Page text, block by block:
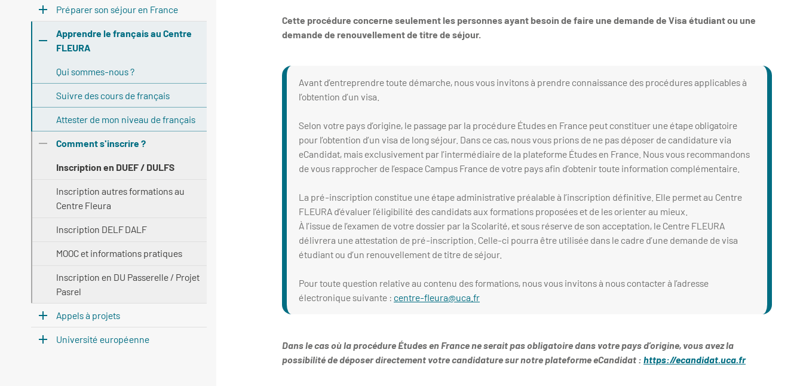
Cette procédure concerne seulement les personnes ayant besoin de faire une demande de Visa étudiant ou une
demande de renouvellement de titre de séjour.
Avant d’entreprendre toute démarche, nous vous invitons à prendre connaissance des procédures applicables à
l’obtention d’un visa.
Selon votre pays d’origine, le passage par la procédure Études en France peut constituer une étape obligatoire
pour l’obtention d’un visa de long séjour. Dans ce cas, nous vous prions de ne pas déposer de candidature via
eCandidat, mais exclusivement par l’intermédiaire de la plateforme Études en France. Nous vous recommandons
de vous rapprocher de l’espace Campus France de votre pays afin d’obtenir toute information complémentaire.
La pré-inscription constitue une étape administrative préalable à l’inscription définitive. Elle permet au Centre
FLEURA d’évaluer l’éligibilité des candidats aux formations proposées et de les orienter au mieux.
À l’issue de l’examen de votre dossier par la Scolarité, et sous réserve de son acceptation, le Centre FLEURA
délivrera une attestation de pré-inscription. Celle-ci pourra être utilisée dans le cadre d’une demande de visa
étudiant ou d’un renouvellement de titre de séjour.
Pour toute question relative au contenu des formations, nous vous invitons à nous contacter à l’adresse
électronique suivante : centre-fleura@uca.fr
Dans le cas où la procédure Études en France ne serait pas obligatoire dans votre pays d’origine, vous avez la
possibilité de déposer directement votre candidature sur notre plateforme eCandidat : https://ecandidat.uca.fr
Préparer son séjour en France
Apprendre le français au Centre
FLEURA
Qui sommes-nous ?
Suivre des cours de français
Attester de mon niveau de français
Comment s'inscrire ?
Inscription en DUEF / DULFS
Inscription autres formations au
Centre Fleura
Inscription DELF DALF
MOOC et informations pratiques
Inscription en DU Passerelle / Projet
Pasrel
Appels à projets
Université européenne